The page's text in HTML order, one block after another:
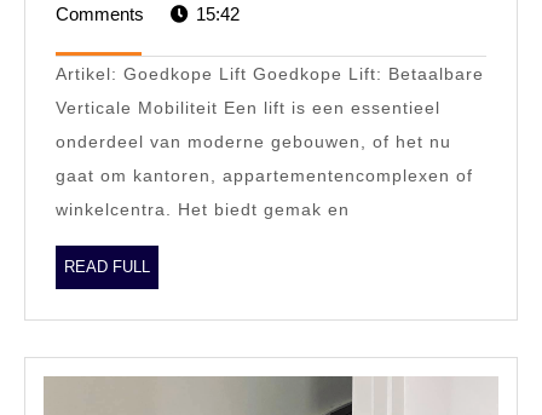
september
Comments
15:42
Artikel: Goedkope Lift Goedkope Lift: Betaalbare
Verticale Mobiliteit Een lift is een essentieel
onderdeel van moderne gebouwen, of het nu
gaat om kantoren, appartementencomplexen of
winkelcentra. Het biedt gemak en
READ FULL
FULL